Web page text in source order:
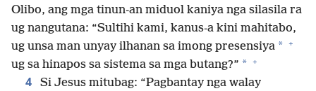
Olibo, ang mga tinun-an miduol kaniya nga silasila ra
ug nangutana: “Sultihi kami, kanus-a kini mahitabo,
ug unsa man unyay ilhanan sa imong presensiya * +
ug sa hinapos sa sistema sa mga butang?” * +
4
Si Jesus mitubag: “Pagbantay nga walay